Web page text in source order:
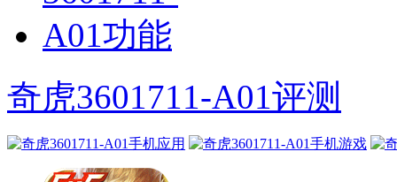
奇虎3601711-A01评测